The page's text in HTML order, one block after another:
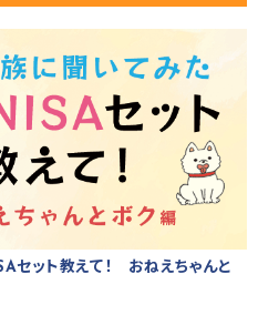
ット教えて！ おねえちゃんと